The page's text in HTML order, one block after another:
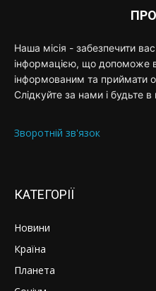
Наша місія - забезпечити
інформацією, що допоможе
інформованим та приймати
Слідкуйте за нами і будьте в
Зворотній зв'язок
КАТЕГОРІЇ
Новини
Країна
Планета